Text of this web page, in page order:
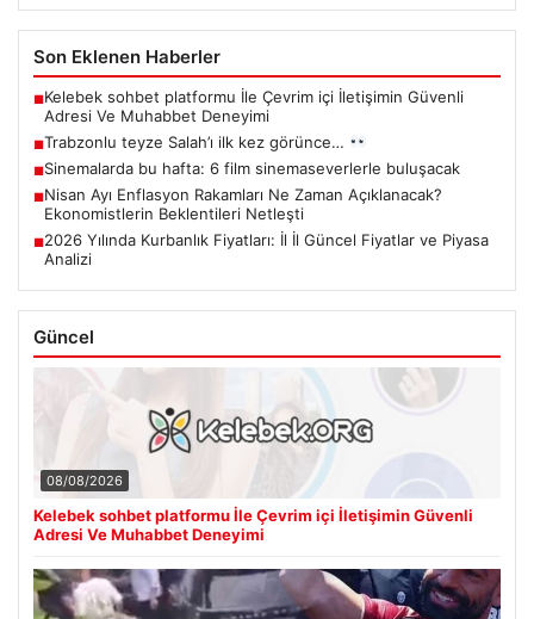
Son Eklenen Haberler
■Kelebek sohbet platformu İle Çevrim içi İletişimin Güvenli
Adresi Ve Muhabbet Deneyimi
■Trabzonlu teyze Salah’ı ilk kez görünce…
■Sinemalarda bu hafta: 6 film sinemaseverlerle buluşacak
■Nisan Ayı Enflasyon Rakamları Ne Zaman Açıklanacak?
Ekonomistlerin Beklentileri Netleşti
■2026 Yılında Kurbanlık Fiyatları: İl İl Güncel Fiyatlar ve Piyasa
Analizi
Güncel
08/08/2026
Kelebek sohbet platformu İle Çevrim içi İletişimin Güvenli
Adresi Ve Muhabbet Deneyimi